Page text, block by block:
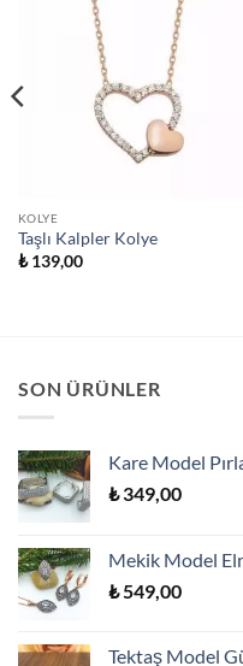
KOLYE
Taşlı Kalpler Kolye
₺139,00
SON ÜRÜNLER
Kare Model
₺349,00
Mekik Model
₺549,00
Tektaş Model